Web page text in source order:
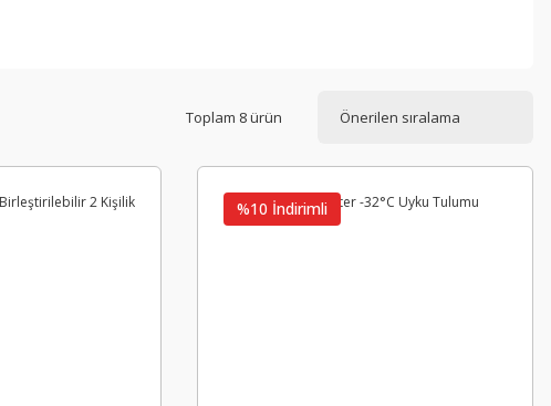
Toplam 8 ürün
%10 İndirimli